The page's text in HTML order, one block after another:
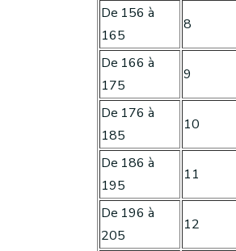
De 156 à
165
8
De 166 à
175
9
De 176 à
185
10
De 186 à
195
11
De 196 à
205
12